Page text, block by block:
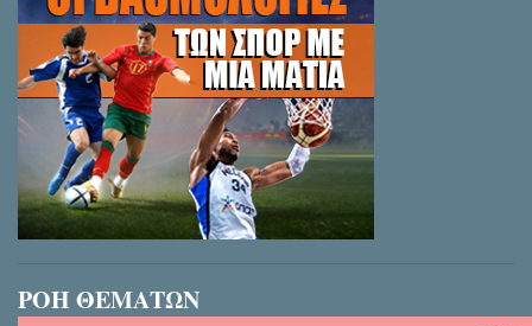
ΡΟΗ ΘΕΜΑΤΩΝ